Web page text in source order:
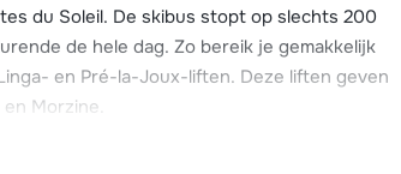
du Soleil. De skibus stopt op slechts 200
de hele dag. Zo bereik je gemakkelijk
en Pré-la-Joux-liften. Deze liften geven
Morzine.